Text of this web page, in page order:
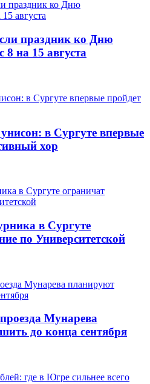
праздник ко Дню
8 на 15 августа
в Сургуте впервые
хор
в Сургуте
по Университетской
Мунарева
до конца сентября